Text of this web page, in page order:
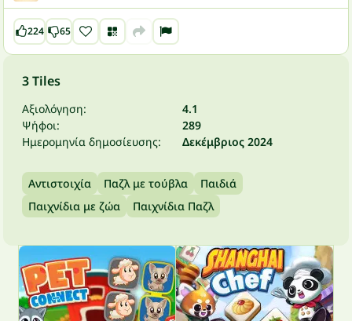
224 65
3 Tiles
Αξιολόγηση:
4.1
Ψήφοι:
289
Ημερομηνία δημοσίευσης:
Δεκέμβριος 2024
Αντιστοιχία Παζλ με τούβλα
Παιδιά
Παιχνίδια με ζώα
Παιχνίδια Παζλ